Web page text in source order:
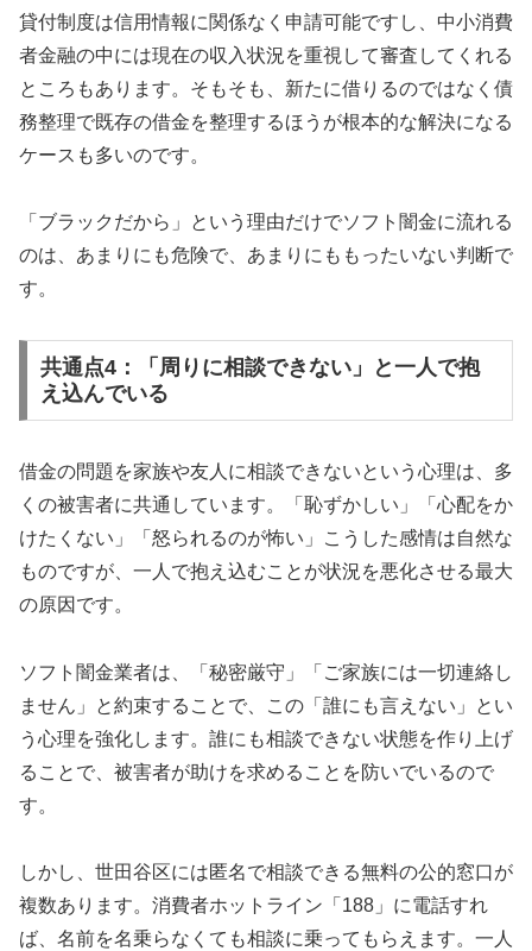
貸付制度は信用情報に関係なく申請可能ですし、中小消費
者金融の中には現在の収入状況を重視して審査してくれる
ところもあります。そもそも、新たに借りるのではなく債
務整理で既存の借金を整理するほうが根本的な解決になる
ケースも多いのです。
「ブラックだから」という理由だけでソフト闇金に流れる
のは、あまりにも危険で、あまりにももったいない判断で
す。
共通点4：「周りに相談できない」と一人で抱
え込んでいる
借金の問題を家族や友人に相談できないという心理は、多
くの被害者に共通しています。「恥ずかしい」「心配をか
けたくない」「怒られるのが怖い」こうした感情は自然な
ものですが、一人で抱え込むことが状況を悪化させる最大
の原因です。
ソフト闇金業者は、「秘密厳守」「ご家族には一切連絡し
ません」と約束することで、この「誰にも言えない」とい
う心理を強化します。誰にも相談できない状態を作り上げ
ることで、被害者が助けを求めることを防いでいるので
す。
しかし、世田谷区には匿名で相談できる無料の公的窓口が
複数あります。消費者ホットライン「188」に電話すれ
ば、名前を名乗らなくても相談に乗ってもらえます。一人